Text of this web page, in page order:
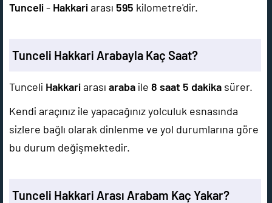
Tunceli- Hakkariarası 595 kilometre'dir.
Tunceli Hakkari Arabayla Kaç Saat?
Tunceli Hakkariarası araba ile 8 saat 5 dakika sürer.
Kendi araçınız ile yapacağınız yolculuk esnasında
sizlere bağlı olarak dinlenme ve yol durumlarına göre
bu durum değişmektedir.
Tunceli Hakkari Arası Arabam Kaç Yakar?